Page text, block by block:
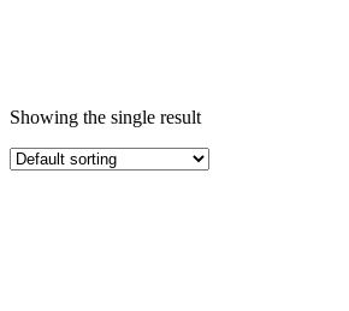
Showing the single result